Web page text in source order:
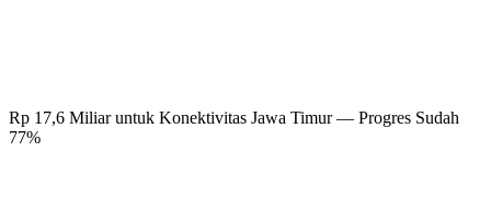
Rp 17,6 Miliar untuk Konektivitas Jawa Timur — Progres Sudah
77%